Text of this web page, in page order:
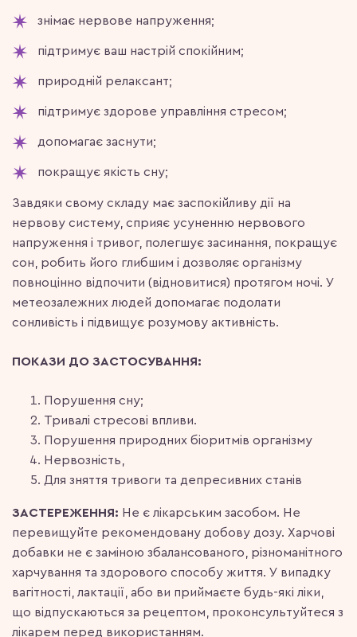
знімає нервове напруження;
підтримує ваш настрій спокійним;
природній релаксант;
підтримує здорове управління стресом;
допомагає заснути;
покращує якість сну;
Завдяки свому складу має заспокійливу дії на
нервову систему, сприяє усуненню нервового
напруження і тривог, полегшує засинання, покращує
сон, робить його глибшим і дозволяє організму
повноцінно відпочити (відновитися) протягом ночі. У
метеозалежних людей допомагає подолати
сонливість і підвищує розумову активність.
ПОКАЗИ ДО ЗАСТОСУВАННЯ:
Порушення сну;
Тривалі стресові впливи.
Порушення природних біоритмів організму
Нервозність,
Для зняття тривоги та депресивних станів
ЗАСТЕРЕЖЕННЯ: Не є лікарським засобом. Не
перевищуйте рекомендовану добову дозу. Харчові
добавки не є заміною збалансованого, різноманітного
харчування та здорового способу життя. У випадку
вагітності, лактації, або ви приймаєте будь-які ліки,
що відпускаються за рецептом, проконсультуйтеся з
лікарем перед використанням.